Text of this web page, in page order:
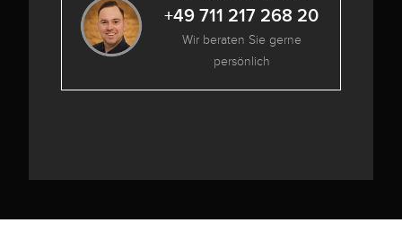
+49 711 217 268 20
Wir beraten Sie gerne
persönlich